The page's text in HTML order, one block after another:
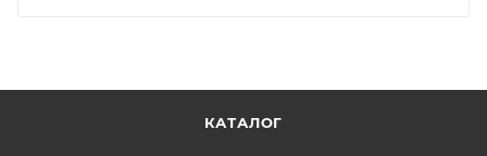
КАТАЛОГ